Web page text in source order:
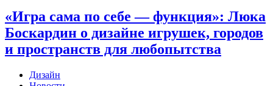
«Игра сама по себе — функция»: Люка
Боскардин о дизайне игрушек, городов
и пространств для любопытства
Дизайн